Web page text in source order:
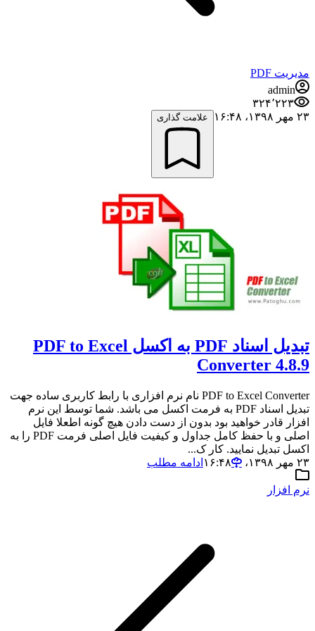
مدیریت PDF
admin
۳۲۴٬۲۲۳
۲۳ مهر ۱۳۹۸،‏ ۱۶:۴۸
علامت گذاری
تبدیل اسناد PDF به اکسل PDF to Excel
Converter 4.8.9
PDF to Excel Converter نام نرم افزاری با رابط کاربری ساده جهت
تبدیل اسناد PDF به فرمت اکسل می باشد. شما توسط این نرم
افزار قادر خواهید بود بدون از دست دادن هیچ گونه اطعلا فایل
اصلی و با حفظ کامل جداول و کیفیت فایل اصلی فرمت PDF را به
اکسل تبدیل نمایید. کار ک...
۲۳ مهر ۱۳۹۸،‏ ۱۶:۴۸
ادامه مطلب
نرم افزار